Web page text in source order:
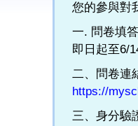
您的參與對
一. 問卷填
即日起至6/
二、問卷連
https://
三、身分驗